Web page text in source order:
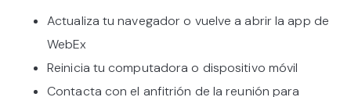
Actualiza tu navegador o vuelve a abrir la app de
WebEx
Reinicia tu computadora o dispositivo móvil
Contacta con el anfitrión de la reunión para